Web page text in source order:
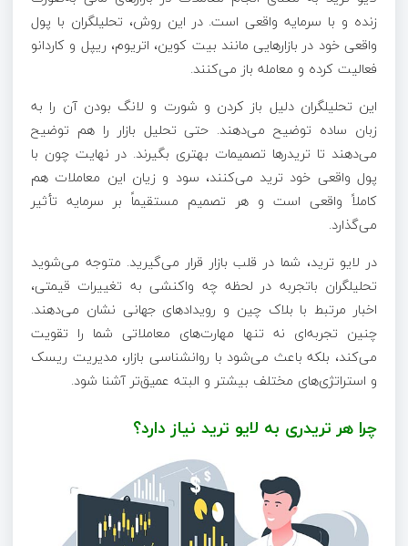
زنده و با سرمایه واقعی است. در این روش، تحلیلگران با پول
واقعی خود در بازارهایی مانند بیت‌ کوین، اتریوم، ریپل و کاردانو
فعالیت کرده و معامله باز می‌کنند.
این تحلیلگران دلیل باز کردن و شورت و لانگ بودن آن را به
زبان ساده توضیح می‌دهند. حتی تحلیل بازار را هم توضیح
می‌دهند تا تریدرها تصمیمات بهتری بگیرند. در نهایت چون با
پول واقعی خود ترید می‌کنند، سود و زیان این معاملات هم
کاملاً واقعی است و هر تصمیم مستقیماً بر سرمایه تأثیر
می‌گذارد.
در لایو ترید، شما در قلب بازار قرار می‌گیرید. متوجه می‌شوید
تحلیلگران باتجربه در لحظه چه واکنشی به تغییرات قیمتی،
اخبار مرتبط با بلاک‌ چین و رویدادهای جهانی نشان می‌دهند.
چنین تجربه‌ای نه‌ تنها مهارت‌های معاملاتی شما را تقویت
می‌کند، بلکه باعث می‌شود با روانشناسی بازار، مدیریت ریسک
و استراتژی‌های مختلف بیشتر و البته عمیق‌تر آشنا شود.
چرا هر تریدری به لایو ترید نیاز دارد؟